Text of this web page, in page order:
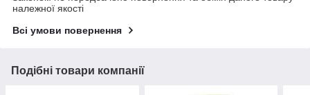
належної якості
Всі умови повернення
Подібні товари компанії